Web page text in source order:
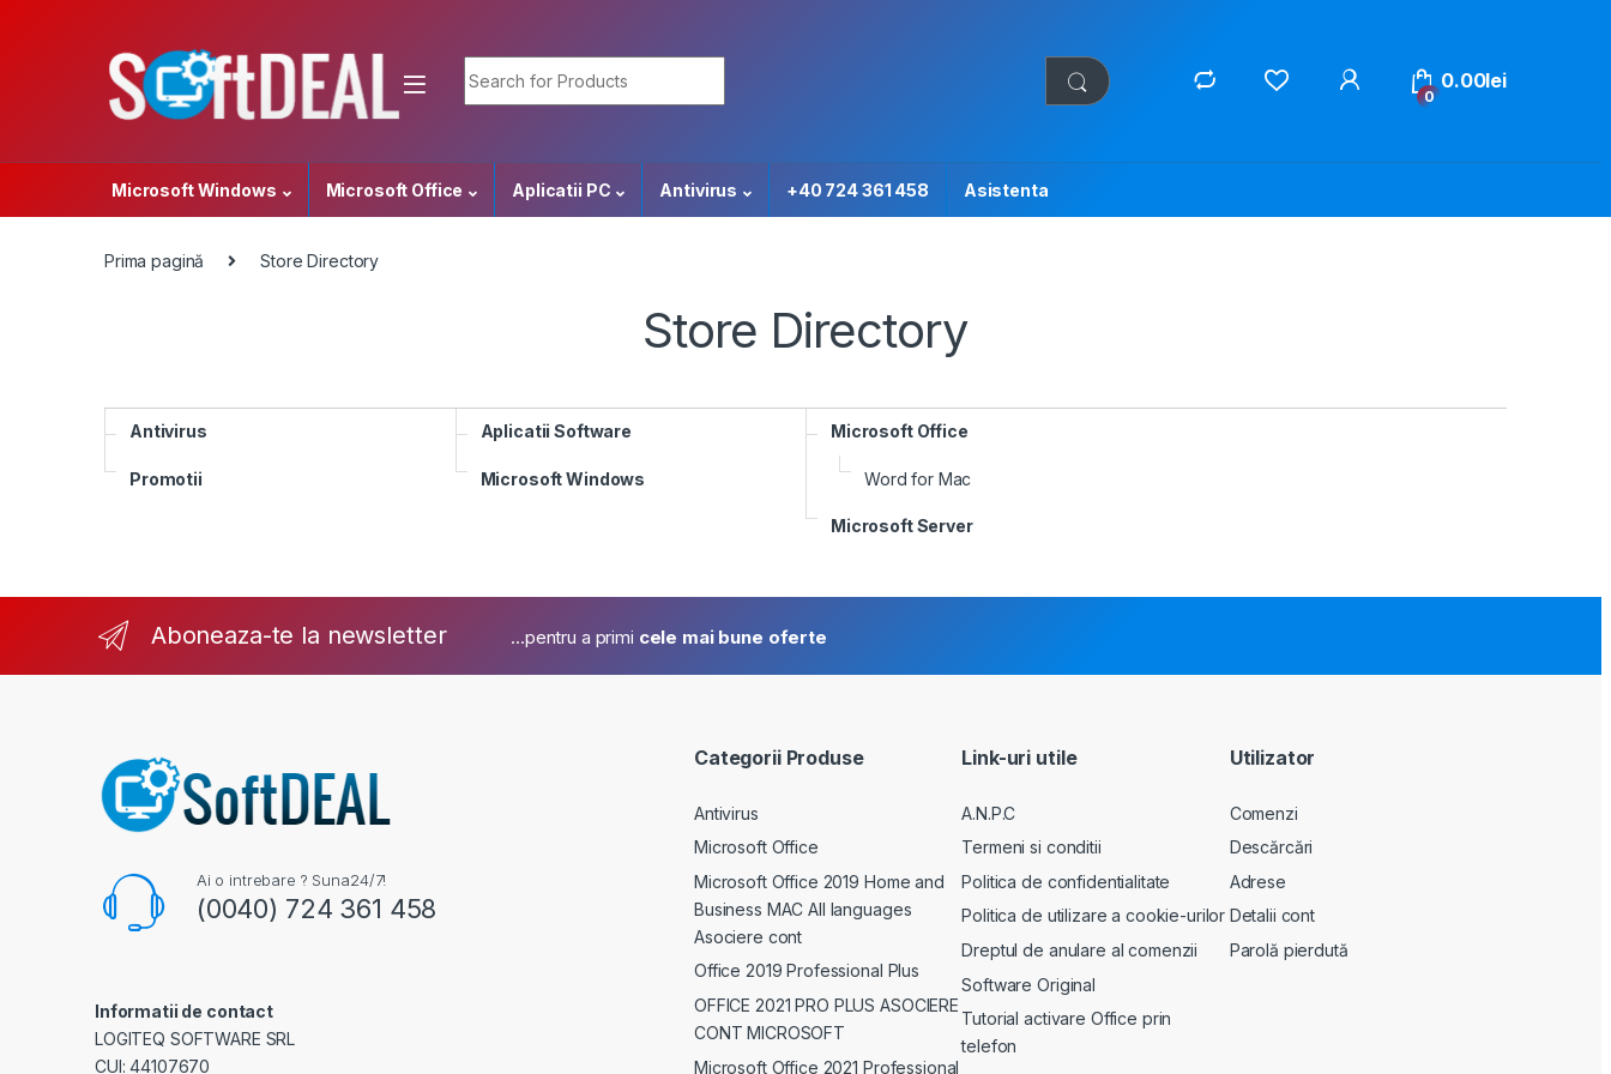
0
0.00lei
Microsoft Windows Microsoft Office Aplicatii PC Antivirus +40 724 361 458 Asistenta
Prima pagină Store Directory
Store Directory
Antivirus
Promotii
Aplicatii Software
Microsoft Windows
Microsoft Office
Word for Mac
Microsoft Server
Aboneaza-te la newsletter ...pentru a primi cele mai bune oferte
Ai o intrebare ? Suna24/7!
(0040) 724 361 458
Informatii de contact
LOGITEQ SOFTWARE SRL
CUI: 44107670
Categorii Produse
Antivirus
Microsoft Office
Microsoft Office 2019 Home and
Business MAC All languages
Asociere cont
Office 2019 Professional Plus
OFFICE 2021 PRO PLUS ASOCIERE
CONT MICROSOFT
Microsoft Office 2021 Professional
Link-uri utile
A.N.P.C
Termeni si conditii
Politica de confidentialitate
Politica de utilizare a cookie-urilor
Dreptul de anulare al comenzii
Software Original
Tutorial activare Office prin
telefon
Utilizator
Comenzi
Descărcări
Adrese
Detalii cont
Parolă pierdută